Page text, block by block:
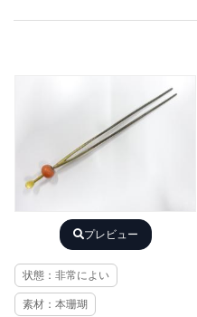
プレビュー
状態：非常によい
素材：本珊瑚